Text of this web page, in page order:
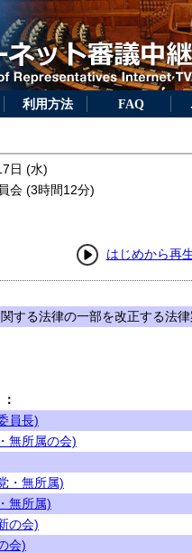
利用方法 FAQ
日 (水)
会 (3時間12分)
はじめから再
する法律の一部を改正する法
員長)
無所属の会)
・無所属)
無所属)
の会)
会)